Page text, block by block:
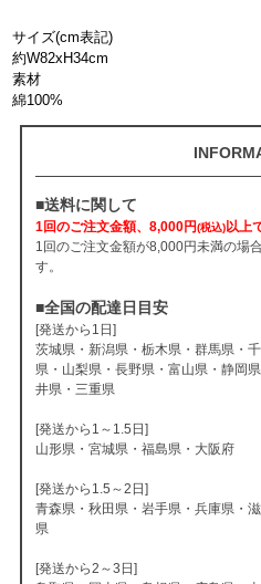
サイズ(cm表記)
約W82xH34cm
素材
綿100%
■送料に関して
1回のご注文金額、8,000円(税込)以上
1回のご注文金額が8,000円未満の場
す。
■全国の配達日目安
[発送から1日]
茨城県・新潟県・栃木県・群馬県・
県・山梨県・長野県・富山県・静岡
井県・三重県
[発送から1～1.5日]
山形県・宮城県・福島県・大阪府
[発送から1.5～2日]
青森県・秋田県・岩手県・兵庫県・
県
[発送から2～3日]